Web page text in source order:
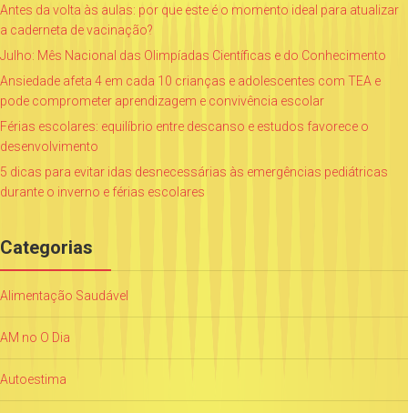
Antes da volta às aulas: por que este é o momento ideal para atualizar
a caderneta de vacinação?
Julho: Mês Nacional das Olimpíadas Científicas e do Conhecimento
Ansiedade afeta 4 em cada 10 crianças e adolescentes com TEA e
pode comprometer aprendizagem e convivência escolar
Férias escolares: equilíbrio entre descanso e estudos favorece o
desenvolvimento
5 dicas para evitar idas desnecessárias às emergências pediátricas
durante o inverno e férias escolares
Categorias
Alimentação Saudável
AM no O Dia
Autoestima